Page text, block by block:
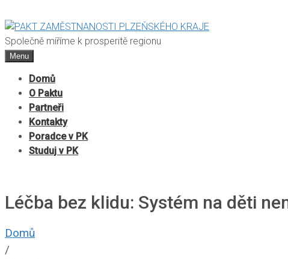
Společně míříme k prosperitě regionu
Menu
Domů
O Paktu
Partneři
Kontakty
Poradce v PK
Studuj v PK
Léčba bez klidu: Systém na děti
Domů
/